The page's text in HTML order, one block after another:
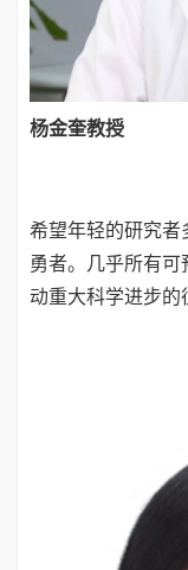
杨金奎教授
希望年轻的研究者
勇者。几乎所有可
动重大科学进步的